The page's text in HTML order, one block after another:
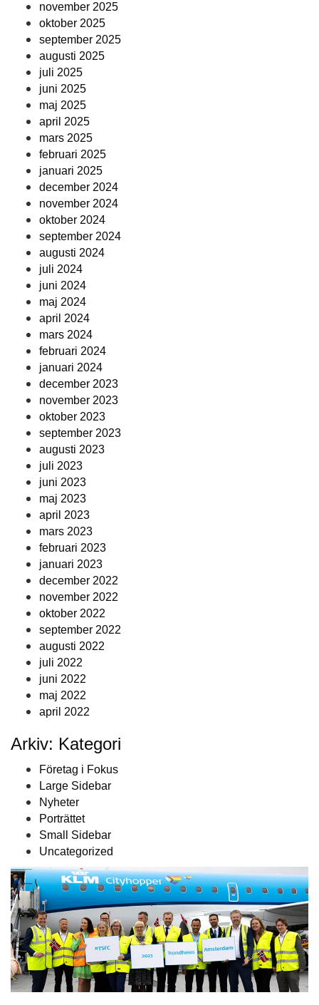
november 2025
oktober 2025
september 2025
augusti 2025
juli 2025
juni 2025
maj 2025
april 2025
mars 2025
februari 2025
januari 2025
december 2024
november 2024
oktober 2024
september 2024
augusti 2024
juli 2024
juni 2024
maj 2024
april 2024
mars 2024
februari 2024
januari 2024
december 2023
november 2023
oktober 2023
september 2023
augusti 2023
juli 2023
juni 2023
maj 2023
april 2023
mars 2023
februari 2023
januari 2023
december 2022
november 2022
oktober 2022
september 2022
augusti 2022
juli 2022
juni 2022
maj 2022
april 2022
Arkiv: Kategori
Företag i Fokus
Large Sidebar
Nyheter
Porträttet
Small Sidebar
Uncategorized